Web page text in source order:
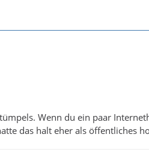
Wenn du ein paar
das halt eher als öffentliches